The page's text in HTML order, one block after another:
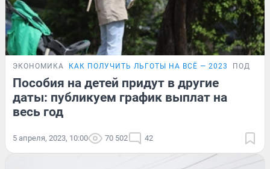
ЭКОНОМИКА КАК ПОЛУЧИТЬ ЛЬГОТЫ НА ВСЁ — 2023
Пособия на детей придут в другие
даты: публикуем график выплат на
весь год
5 апреля, 2023, 10:00 70 502 42